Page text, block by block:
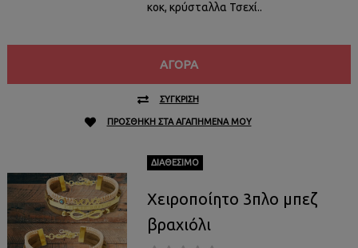
κοκ, κρύσταλλα Τσεχί..
ΑΓΟΡΆ
ΣΎΓΚΡΙΣΗ
ΠΡΟΣΘΉΚΗ ΣΤΑ ΑΓΑΠΗΜΈΝΑ ΜΟΥ
ΔΙΑΘΈΣΙΜΟ
Χειροποίητο 3πλο μπεζ
βραχιόλι